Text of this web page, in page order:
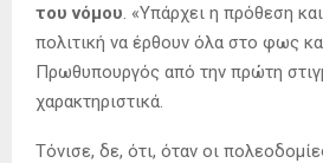
του νόμου . «Υπάρχει η πρόθεση
πολιτική να έρθουν όλα στο φως
Πρωθυπουργός από την πρώτη
χαρακτηριστικά.
Τόνισε, δε, ότι, όταν οι